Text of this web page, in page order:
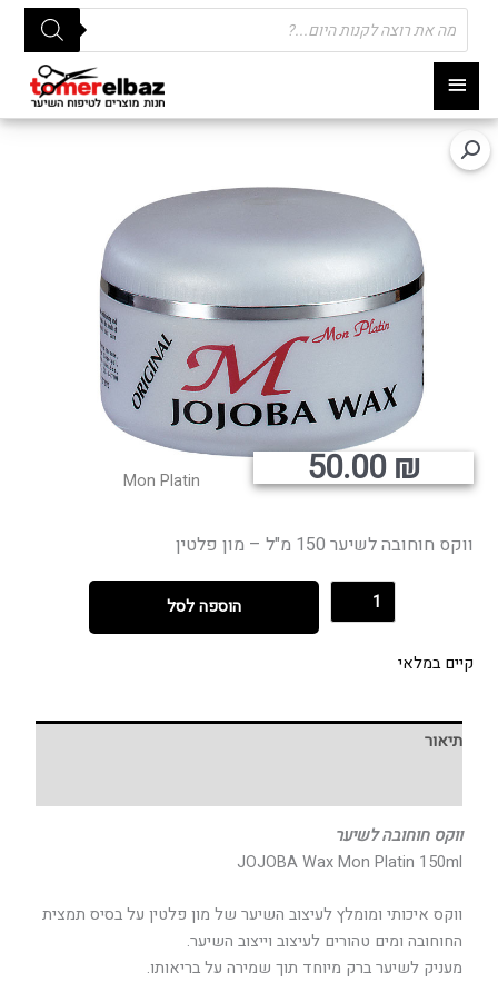
תפריט
ראשי
Products
search
Mon Platin
ווקס חוחובה לשיער 150 מ"ל – מון פלטין
50.00₪
הוספה לסל
קיים במלאי
תיאור
ווקס חוחובה לשיער
JOJOBAWax Mon Platin 150ml
ווקס איכותי ומומלץ לעיצוב השיער של מון פלטין על בסיס תמצית
החוחובה ומים טהורים לעיצוב וייצוב השיער.
מעניק לשיער ברק מיוחד תוך שמירה על בריאותו.